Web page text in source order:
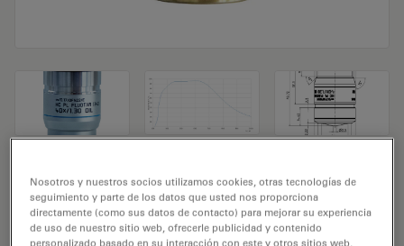
Objetivo de microscopio HC PL FLUOTAR
(340) 40x/1,30 OIL
Nosotros y nuestros socios utilizamos cookies, otras tecnologías de
seguimiento y parte de los datos que usted nos proporciona
directamente (como sus datos de contacto) para mejorar su experiencia
de uso de nuestro sitio web, ofrecerle publicidad y contenido
personalizado basado en su interacción con este y otros sitios web,